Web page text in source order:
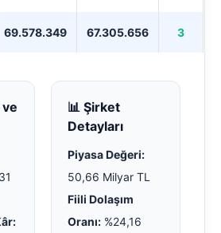
69.578.349 67.305.656 3
📊 Şirket
Detayları
Piyasa Değeri:
50,66 Milyar TL
Fiili Dolaşım
Oranı: %24,16